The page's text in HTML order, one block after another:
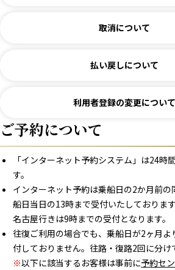
取消について
払い戻しについて
利用者登録の変更について
ご予約について
「インターネット予約システム」は24時
す。
インターネット予約は乗船日の2か月前の
船日当日の13時まで受付いたしておりま
名古屋行きは9時までの受付となります。
往復ご利用の場合でも、乗船日が2ヶ月よ
付しておりません。往路・復路2回に分け
※以下に該当するお客様は事前に予約セ